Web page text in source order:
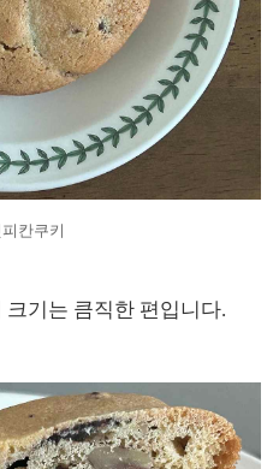
칸쿠키
기는 큼직한 편입니다.